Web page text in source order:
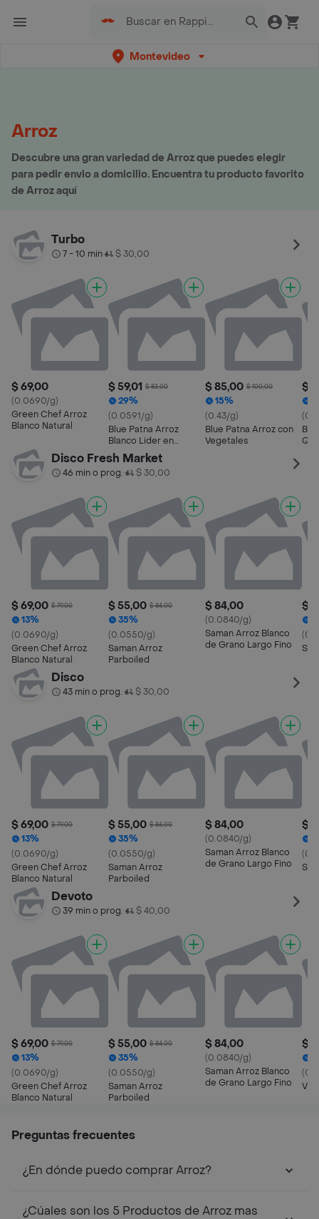
Montevideo
Arroz
Descubre una gran variedad de Arroz que puedes elegir
para pedir envio a domicilio. Encuentra tu producto favorito
de Arroz aquí
Turbo
7 - 10 min• $ 30,00
$ 69,00
(0.0690/g)
Green Chef Arroz
Blanco Natural
$ 59,01 $ 83,00
29%
(0.0591/g)
Blue Patna Arroz
Blanco Lider en
Calidad
$ 85,00 $ 100,00
15%
(0.43/g)
Blue Patna Arroz con
Vegetales
$
Disco Fresh Market
46 min o prog.• $ 30,00
$ 69,00 $ 79,00
13%
(0.0690/g)
Green Chef Arroz
Blanco Natural
$ 55,00 $ 84,00
35%
(0.0550/g)
Saman Arroz
Parboiled
$ 84,00
(0.0840/g)
Saman Arroz Blanco
de Grano Largo Fino
$
Disco
43 min o prog.• $ 30,00
$ 69,00 $ 79,00
13%
(0.0690/g)
Green Chef Arroz
Blanco Natural
$ 55,00 $ 84,00
35%
(0.0550/g)
Saman Arroz
Parboiled
$ 84,00
(0.0840/g)
Saman Arroz Blanco
de Grano Largo Fino
$
Devoto
39 min o prog.• $ 40,00
$ 69,00 $ 79,00
13%
(0.0690/g)
Green Chef Arroz
Blanco Natural
$ 55,00 $ 84,00
35%
(0.0550/g)
Saman Arroz
Parboiled
$ 84,00
(0.0840/g)
Saman Arroz Blanco
de Grano Largo Fino
$
Preguntas frecuentes
¿En dónde puedo comprar Arroz?
¿Cúales son los 5 Productos de Arroz mas